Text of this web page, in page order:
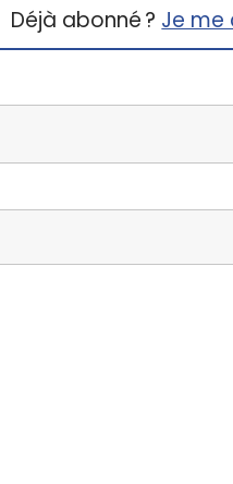
Déjà abonné ? Je me